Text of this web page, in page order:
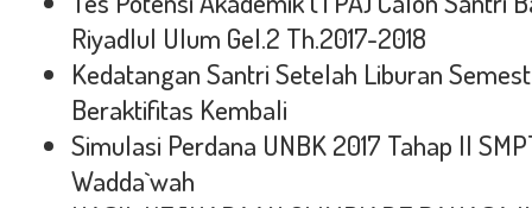
Riyadlul Ulum Gel.2 Th.2017-2018
Kedatangan Santri Setelah Liburan
Beraktifitas Kembali
Simulasi Perdana UNBK 2017 Tahap II
Wadda`wah